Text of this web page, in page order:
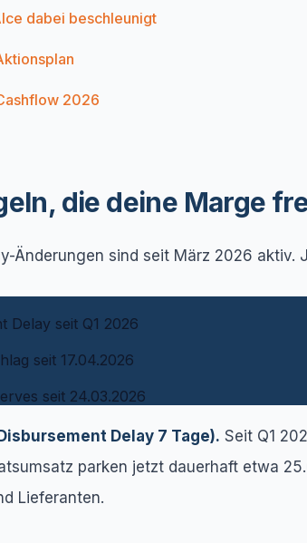
dabei beschleunigt
2026
die deine Marge
Änderungen sind seit März 2026
Delay seit Q1 2026
seit 17.04.2026
seit 24.03.2026
Delay 7 Tage). Seit Q1
parken jetzt dauerhaft etwa
Lieferanten.